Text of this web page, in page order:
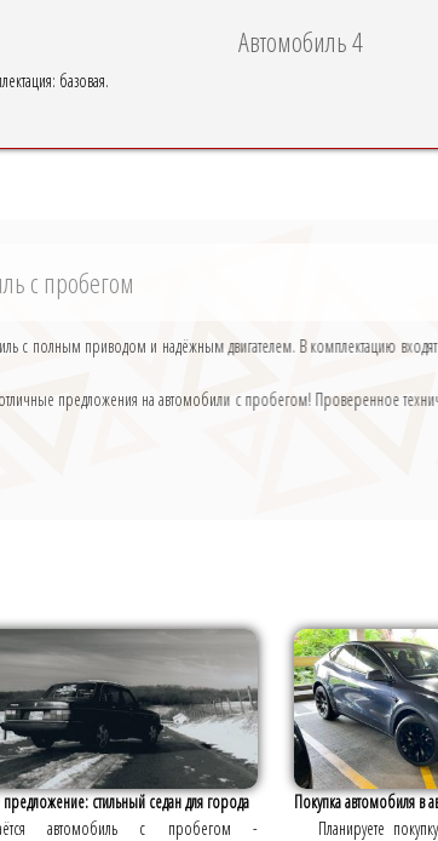
Автомобиль 4
базовая.
с пробегом
с полным приводом и надёжным двигателем. В комплектацию
предложения на автомобили с пробегом! Проверенное
стильный седан для города
автомобиль с пробегом -
Покупка автомобиля в
Планируете